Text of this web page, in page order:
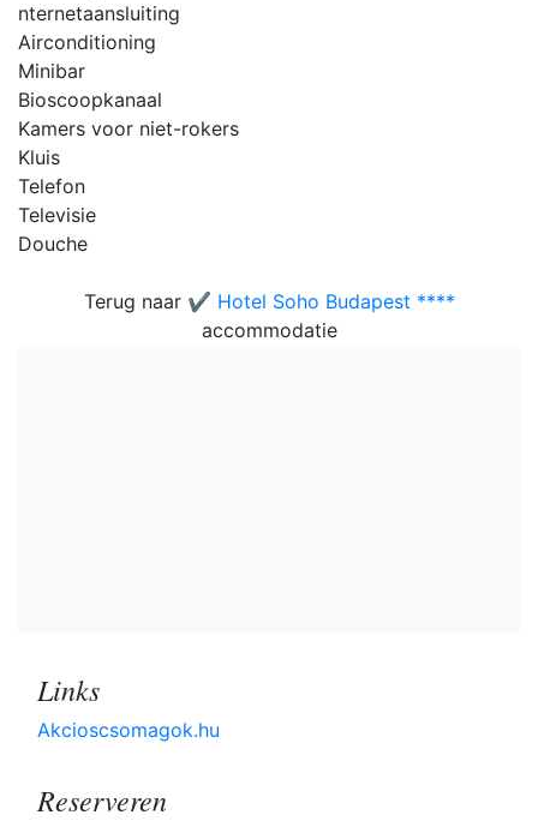
nternetaansluiting
Airconditioning
Minibar
Bioscoopkanaal
Kamers voor niet-rokers
Kluis
Telefon
Televisie
Douche
Terug naar ✔️ Hotel Soho Budapest ****
accommodatie
Links
Akcioscsomagok.hu
Reserveren